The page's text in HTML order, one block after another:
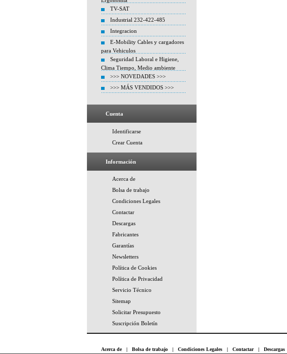
TV-SAT
Industrial 232-422-485
Integracion
E-Mobility Cables y cargadores
para Vehiculos
Seguridad Laboral e Higiene,
Clima Tiempo, Medio ambiente
>>> NOVEDADES >>>
>>> MÁS VENDIDOS >>>
Cuenta
Identificarse
Crear Cuenta
Información
Acerca de
Bolsa de trabajo
Condiciones Legales
Contactar
Descargas
Fabricantes
Garantías
Newsletters
Política de Cookies
Política de Privacidad
Servicio Técnico
Sitemap
Solicitar Presupuesto
Suscripción Boletín
Acerca de| Bolsa de trabajo | Condiciones Legales | Contactar| Descargas